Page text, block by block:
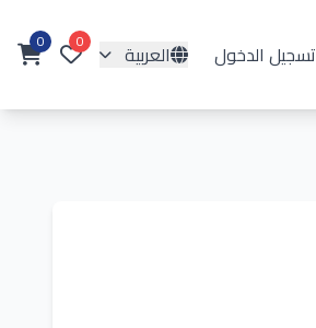
تسجيل الدخول العربية 0
0